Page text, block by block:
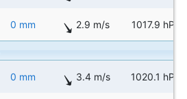
0 mm 2.9 m/s 1017.9 hPa
0 mm 3.4 m/s 1020.1 hPa